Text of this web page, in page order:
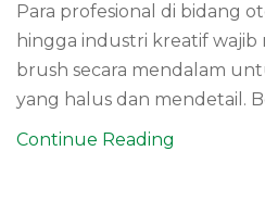
Para profesional di bidang
hingga industri kreatif wajib
brush secara mendalam
yang halus dan mendetail.
Continue Reading